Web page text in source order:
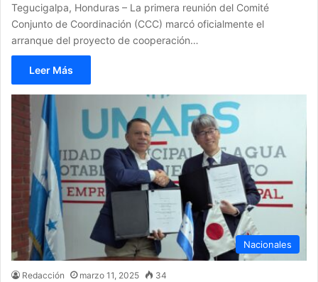
Tegucigalpa, Honduras – La primera reunión del Comité
Conjunto de Coordinación (CCC) marcó oficialmente el
arranque del proyecto de cooperación…
Leer Más
Nacionales
Redacción marzo 11, 2025 34